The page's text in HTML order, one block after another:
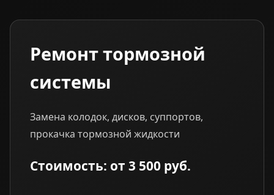
Ремонт тормозной
системы
Замена колодок, дисков, суппортов,
прокачка тормозной жидкости
Стоимость: от 3 500 руб.